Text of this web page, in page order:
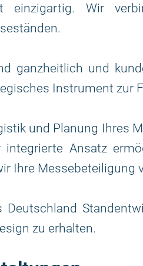
Wir
ganzheitlich und
Instrument zur
und Planung Ihres
integrierte Ansatz
Ihre Messebeteiligung
zu erhalten.